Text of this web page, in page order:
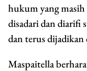
hukum yang masih
disadari dan diarifi
dan terus dijadikan
Maspaitella